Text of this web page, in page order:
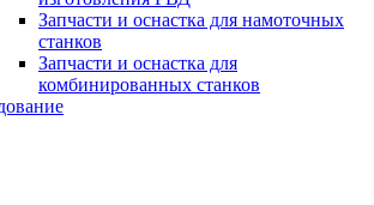
Запчасти и оснастка для намоточных
станков
Запчасти и оснастка для
комбинированных станков